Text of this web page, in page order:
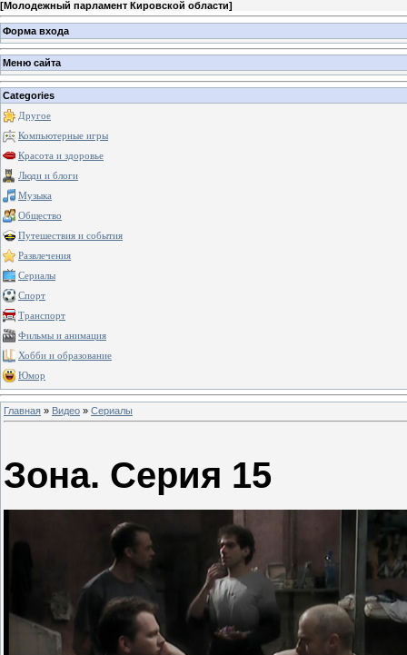
[Молодежный парламент Кировской области]
Форма входа
Меню сайта
Categories
Другое
Компьютерные игры
Красота и здоровье
Люди и блоги
Музыка
Общество
Путешествия и события
Развлечения
Сериалы
Спорт
Транспорт
Фильмы и анимация
Хобби и образование
Юмор
Главная » Видео » Сериалы
Зона. Серия 15